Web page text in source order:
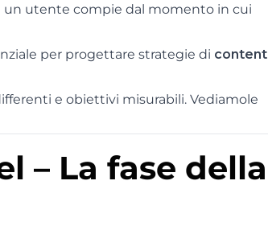
un utente compie dal momento in cui
per progettare strategie di content
e obiettivi misurabili. Vediamole
– La fase della